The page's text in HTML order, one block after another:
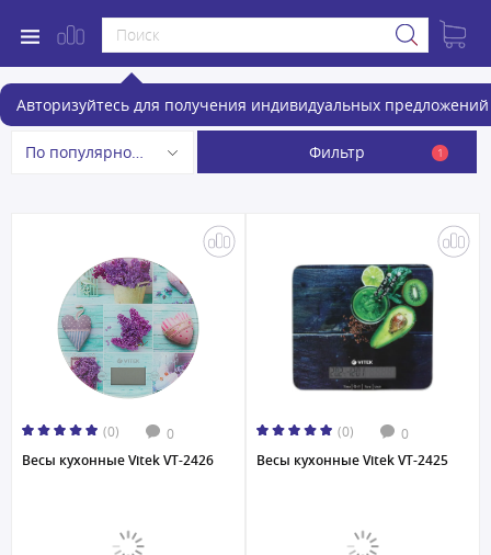
Авторизуйтесь для получения индивидуальных предложений
Кухонные весы
По популярности Фильтр 1
(0) 0
Весы кухонные Vitek VT-2426
(0) 0
Весы кухонные Vitek VT-2425